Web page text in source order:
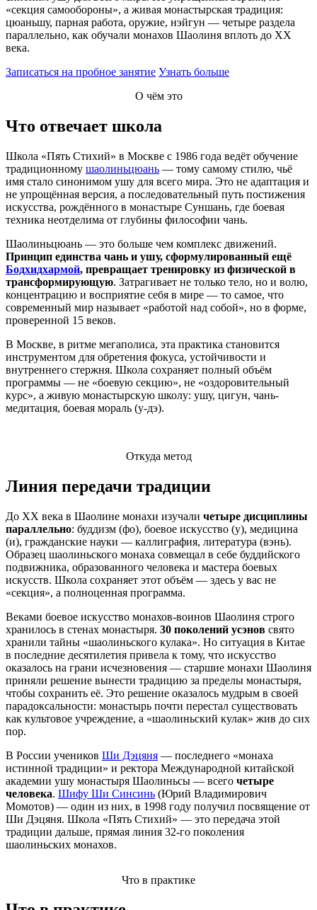
«секция самообороны», а живая монастырская традиция:
цюаньшу, парная работа, оружие, нэйгун — четыре раздела
параллельно, как обучали монахов Шаолиня вплоть до XX
века.
Записаться на пробное занятие Узнать больше
О чём это
Что отвечает школа
Школа «Пять Стихий» в Москве с 1986 года ведёт обучение
традиционному шаолиньцюань — тому самому стилю, чьё
имя стало синонимом ушу для всего мира. Это не адаптация и
не упрощённая версия, а последовательный путь постижения
искусства, рождённого в монастыре Суншань, где боевая
техника неотделима от глубины философии чань.
Шаолиньцюань — это больше чем комплекс движений.
Принцип единства чань и ушу, сформулированный ещё
Бодхидхармой, превращает тренировку из физической в
трансформирующую. Затрагивает не только тело, но и волю,
концентрацию и восприятие себя в мире — то самое, что
современный мир называет «работой над собой», но в форме,
проверенной 15 веков.
В Москве, в ритме мегаполиса, эта практика становится
инструментом для обретения фокуса, устойчивости и
внутреннего стержня. Школа сохраняет полный объём
программы — не «боевую секцию», не «оздоровительный
курс», а живую монастырскую школу: ушу, цигун, чань-
медитация, боевая мораль (у-дэ).
Откуда метод
Линия передачи традиции
До XX века в Шаолине монахи изучали четыре дисциплины
параллельно: буддизм (фо), боевое искусство (у), медицина
(и), гражданские науки — каллиграфия, литература (вэнь).
Образец шаолиньского монаха совмещал в себе буддийского
подвижника, образованного человека и мастера боевых
искусств. Школа сохраняет этот объём — здесь у вас не
«секция», а полноценная программа.
Веками боевое искусство монахов-воинов Шаолиня строго
хранилось в стенах монастыря. 30 поколений усэнов свято
хранили тайны «шаолиньского кулака». Но ситуация в Китае
в последние десятилетия привела к тому, что искусство
оказалось на грани исчезновения — старшие монахи Шаолиня
приняли решение вынести традицию за пределы монастыря,
чтобы сохранить её. Это решение оказалось мудрым в своей
парадоксальности: монастырь почти перестал существовать
как культовое учреждение, а «шаолиньский кулак» жив до сих
пор.
В России учеников Ши Дэцяня — последнего «монаха
истинной традиции» и ректора Международной китайской
академии ушу монастыря Шаолиньсы — всего четыре
человека. Шифу Ши Синсинь (Юрий Владимирович
Момотов) — один из них, в 1998 году получил посвящение от
Ши Дэцяня. Школа «Пять Стихий» — это передача этой
традиции дальше, прямая линия 32-го поколения
шаолиньских монахов.
Что в практике